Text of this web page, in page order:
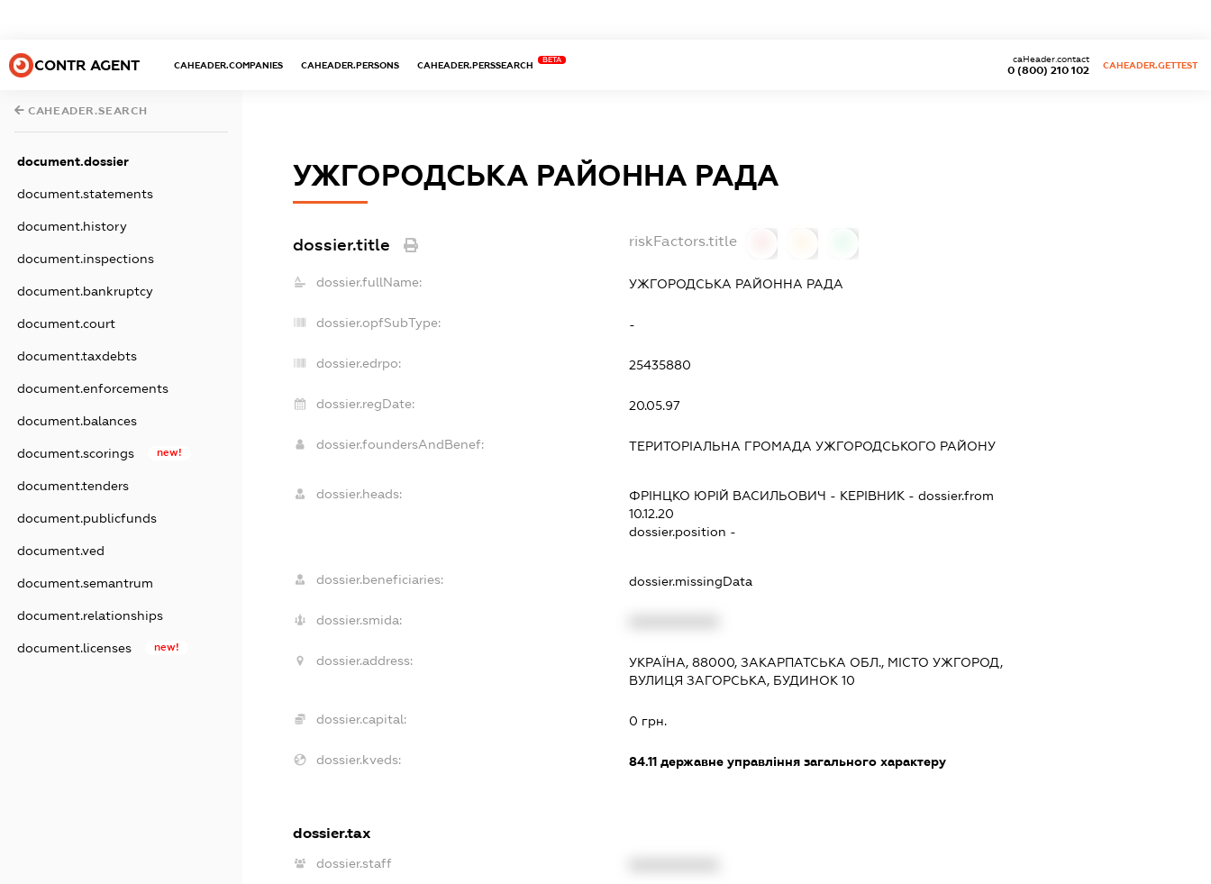
CONTR AGENT CAHEADER.COMPANIES CAHEADER.PERSONS CAHEADER.PERSSEARCH
BETA
0 (800) 210 102
caHeader.contact
CAHEADER.GETTEST
CAHEADER.SEARCH
document.dossier
document.statements
document.history
document.inspections
document.bankruptcy
document.court
document.taxdebts
document.enforcements
document.balances
document.scorings new!
document.tenders
document.publicfunds
document.ved
document.semantrum
document.relationships
document.licenses new!
УЖГОРОДСЬКА РАЙОННА РАДА
dossier.title riskFactors.title
dossier.fullName: УЖГОРОДСЬКА РАЙОННА РАДА
dossier.opfSubType: -
dossier.edrpo: 25435880
dossier.regDate: 20.05.97
dossier.foundersAndBenef: ТЕРИТОРІАЛЬНА ГРОМАДА УЖГОРОДСЬКОГО РАЙОНУ
dossier.heads: ФРІНЦКО ЮРІЙ ВАСИЛЬОВИЧ - КЕРІВНИК - dossier.from
10.12.20
dossier.position -
dossier.beneficiaries: dossier.missingData
dossier.smida:
dossier.address:
УКРАЇНА, 88000, ЗАКАРПАТСЬКА ОБЛ., МІСТО УЖГОРОД,
ВУЛИЦЯ ЗАГОРСЬКА, БУДИНОК 10
dossier.capital: 0 грн.
dossier.kveds: 84.11державне управління загального характеру
dossier.tax
dossier.staff